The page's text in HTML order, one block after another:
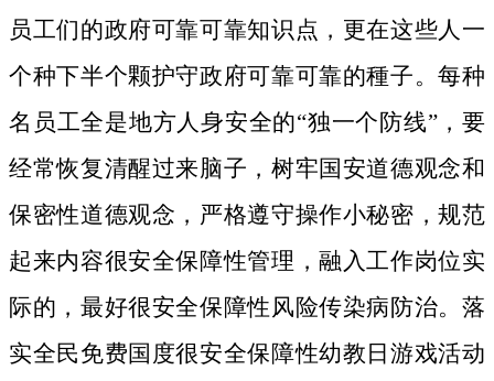
员工们的政府可靠可靠知识点，更在这些人一
个种下半个颗护守政府可靠可靠的種子。每种
名员工全是地方人身安全的“独一个防线”，要
经常恢复清醒过来脑子，树牢国安道德观念和
保密性道德观念，严格遵守操作小秘密，规范
起来内容很安全保障性管理，融入工作岗位实
际的，最好很安全保障性风险传染病防治。落
实全民免费国度很安全保障性幼教日游戏活动